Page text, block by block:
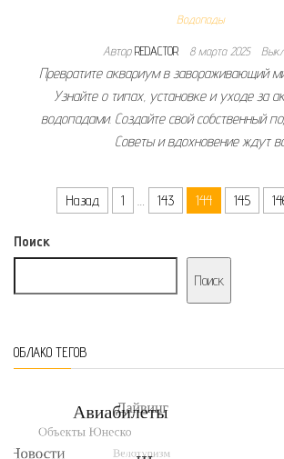
Водопады
АвторREDACTOR 8 марта 2025
Превратите аквариум в завораживающий
Узнайте о типах, установке и уходе за
водопадами. Создайте свой собственный
Советы и вдохновение ждут
Пагинация записей
Назад 1 … 143 144 145
Поиск
Поиск
ОБЛАКО ТЕГОВ